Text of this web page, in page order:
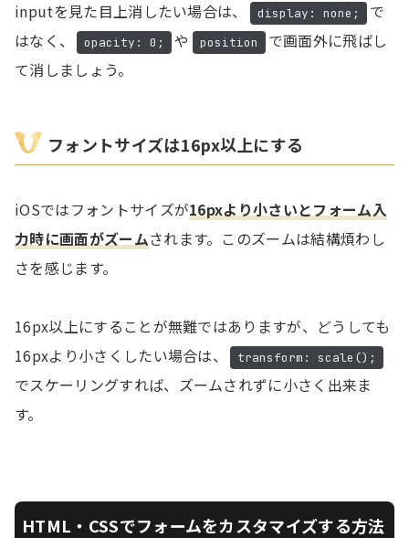
inputを見た目上消したい場合は、 display: none;
で
はなく、
opacity: 0; や position
で画面外に飛ばし
て消しましょう。
フォントサイズは16px以上にする
iOSではフォントサイズが16pxより小さいとフォーム入
力時に画面がズームされます。このズームは結構煩わし
さを感じます。
16px以上にすることが無難ではありますが、どうしても
16pxより小さくしたい場合は、
transform: scale();
でスケーリングすれば、ズームされずに小さく出来ま
す。
HTML・CSSでフォームをカスタマイズする方法